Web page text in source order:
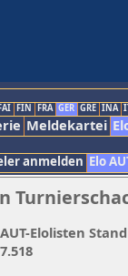
FIN FRA GER GRE INA
Meldekartei
anmelden Elo
AUT-Elolisten
7.518